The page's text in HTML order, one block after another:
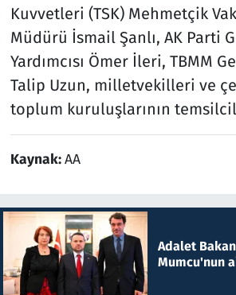
Kuvvetleri (TSK) Mehmetçik
Müdürü İsmail Şanlı, AK Parti
Yardımcısı Ömer İleri, TBMM
Talip Uzun, milletvekilleri ve
toplum kuruluşlarının
Kaynak:AA
Adalet
Mumcu'nun